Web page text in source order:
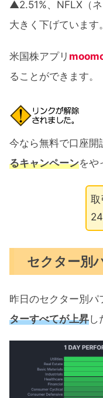
▲2.51%、NFLX（
大きく下げています。
米国株アプリ
ることができます。
今なら無料で口座開
るキャンペーンをや
取
セクター別
昨日のセクター別パ
ターすべてが上昇し